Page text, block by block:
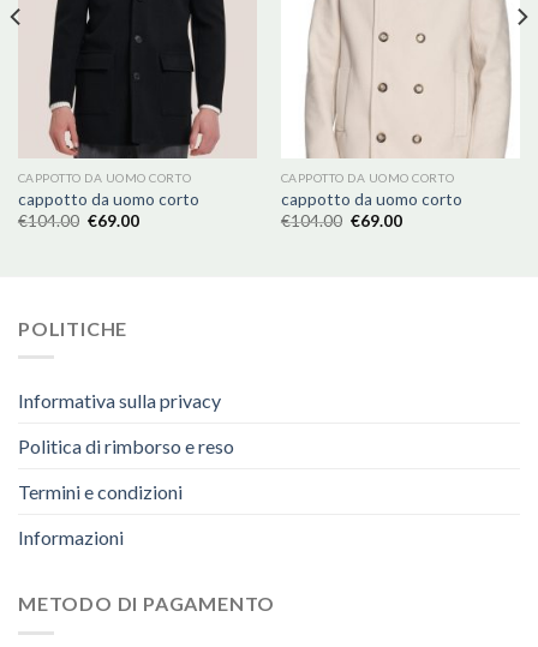
CAPPOTTO DA UOMO CORTO
cappotto da uomo corto
€104.00 €69.00
CAPPOTTO DA UOMO CORTO
cappotto da uomo corto
€104.00 €69.00
POLITICHE
Informativa sulla privacy
Politica di rimborso e reso
Termini e condizioni
Informazioni
METODO DI PAGAMENTO